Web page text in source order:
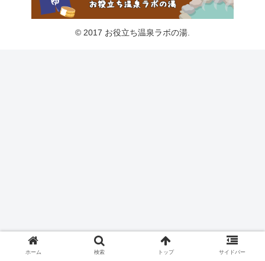
© 2017 お役立ち温泉ラボの湯.
ホーム 検索 トップ サイドバー